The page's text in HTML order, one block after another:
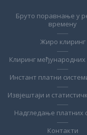
Бруто поравнање у
времену
Жиро клиринг
Клиринг
Инстант платни
Извјештаји и
Надгледање платних
Контакти